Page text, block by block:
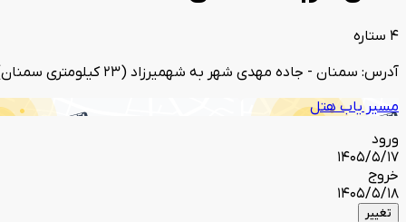
4 ستاره
آدرس: سمنان - جاده مهدی شهر به شهمیرزاد (23 کیلومتری سمنان) - منطقه گردشگری دربند - نرسیده به غار دربند
مسیر یاب هتل
ورود
1405/5/17
خروج
1405/5/18
تغییر